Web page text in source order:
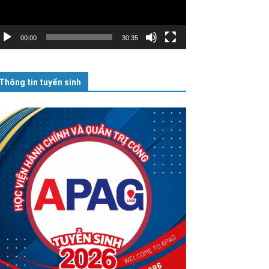
00:00 30:35
Thông tin tuyển sinh